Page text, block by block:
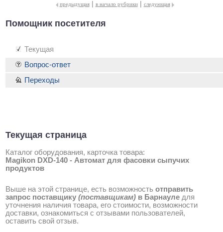
предыдущая | в начало рубрики | следующая
Помощник посетителя
Текущая
Текущая страница
Каталог оборудования, карточка товара:
Magikon DXD-140 - Автомат для фасовки сыпучих
продуктов
Выше на этой странице, есть возможность отправить
запрос поставщику (поставщикам) в Барнауле для
уточнения наличия товара, его стоимости, возможности
доставки, ознакомиться с отзывами пользователей,
оставить свой отзыв.
Вопрос-ответ
Переходы